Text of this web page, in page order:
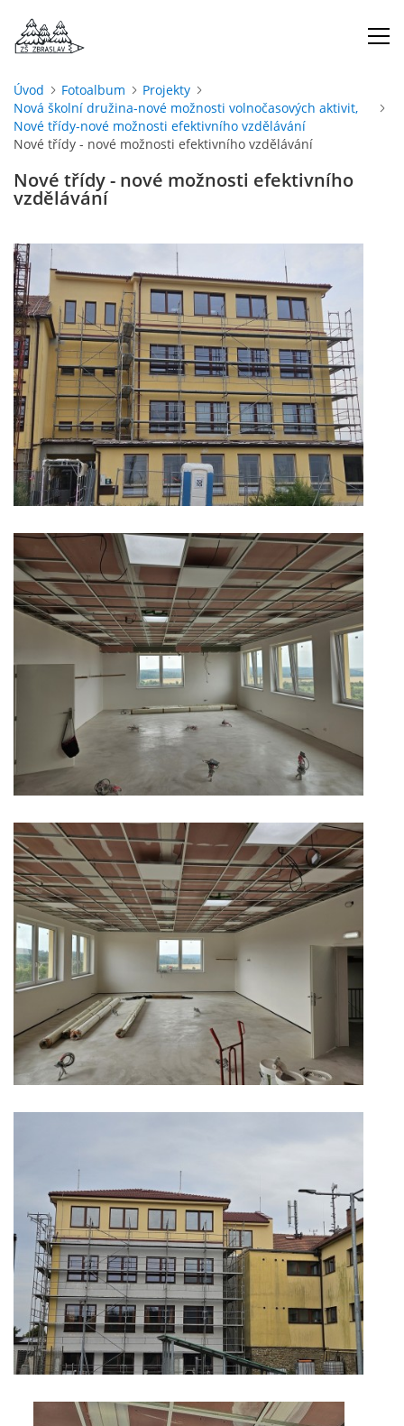
ÚVOD
DOKUMENTY
ŠKOLSKÁ RADA
PROJEKTY
ENVIRONMENTÁLNÍ VÝCHOVA
FOTOALBUM
ŠKOLNÍ DRUŽINA
ŠKOLNÍ JÍDELNA
ARCHIV
KROUŽKY
NAŠE ÚSPĚCHY
GDPR
PŘEDŠKOLÁCI
JAK MOTIVOVAT DÍTĚ KE ČTENÍ
REZERVAČNÍ SYSTÉM SPORTOVNÍ HALY
ŠKOLNÍ PORADENSKÉ PRACOVIŠTĚ
VOLNÁ PRACOVNÍ MÍSTA
ARBORETUM ŠKOLY
Úvod Fotoalbum
Projekty
Nová školní družina-nové možnosti volnočasových aktivit,
Nové třídy-nové možnosti efektivního vzdělávání
Nové třídy - nové možnosti efektivního vzdělávání
Nové třídy - nové možnosti efektivního
vzdělávání